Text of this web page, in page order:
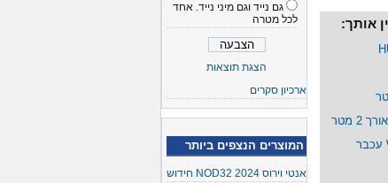
גם נייד וגם מיני נייד. אחד
לכל מטרה
הצגת תוצאות
ארכיון סקרים
המוצרים הנצפים ביותר
אנטי וירוס NOD32 2024 חידוש
אותך:
Wireless Optical Mouse 2000 עכבר